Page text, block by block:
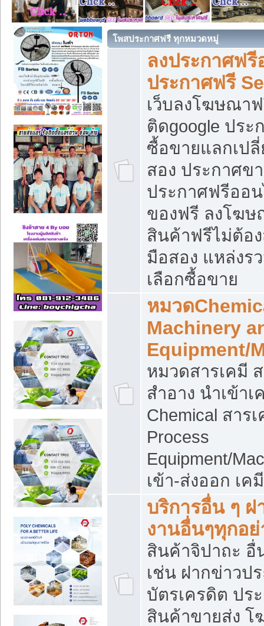
โพสประกาศฟรี ทุกหมวดหมู่
ลงประกาศฟ
ประกาศฟรี
เว็บลงโฆษณา
ติดgoogle ปร
ซื้อขายแลกเป
สอง ประกาศข
ประกาศฟรีออ
ของฟรี ลงโฆ
สินค้าฟรีไม่ต้อ
มือสอง แหล่งร
เลือกซื้อขาย
หมวด
Machinery
Equipment/
หมวดสารเคมี
สำอาง นำเข้
Chemical สาร
Process
Equipment/
เข้า-ส่งออก เ
บริการอื่น ๆ
งานอื่นๆทุกอ
สินค้าจิปาถะ อื่
เช่น ฝากข่าวป
บัตรเครดิต ปร
สินค้าขายส่ง